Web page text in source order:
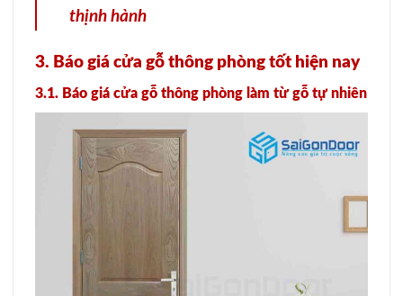
thịnh hành
3. Báo giá cửa gỗ thông phòng tốt hiện nay
3.1. Báo giá cửa gỗ thông phòng làm từ gỗ tự nhiên